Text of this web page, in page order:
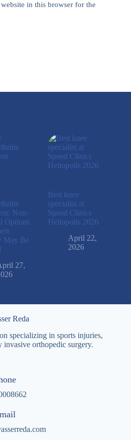
in this browser for the
Non-
Options
May Be
27,
Best knee
specialist at
Speed ​​Clinics
Heliopolis 2026
April 22,
2026
Reda
specializing in sports injuries,
orthopedic surgery.